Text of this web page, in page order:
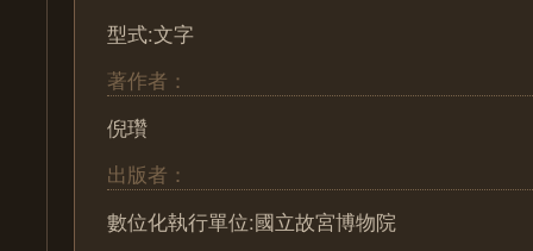
型式:文字
著作者：
倪瓚
出版者：
數位化執行單位:國立故宮博物院